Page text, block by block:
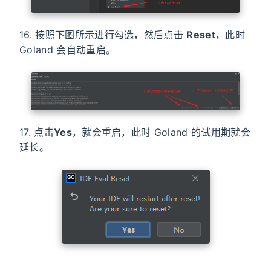
16. 按照下图所示进行勾选，然后点击 Reset，此时
Goland 会自动重启。
17. 点击Yes，就会重启，此时 Goland 的试用期就会
延长。